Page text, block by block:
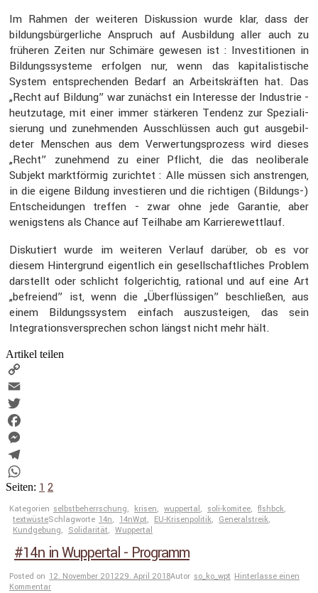
Im Rahmen der weiteren Diskus­sion wurde klar, dass der
bildungs­bür­ger­liche Anspruch auf Ausbil­dung aller auch zu
früheren Zeiten nur Schimäre gewesen ist : Inves­ti­tionen in
Bildungs­sys­teme erfolgen nur, wenn das kapita­lis­ti­sche
System entspre­chenden Bedarf an Arbeits­kräften hat. Das
„Recht auf Bildung” war zunächst ein Inter­esse der Indus­trie -
heutzu­tage, mit einer immer stärkeren Tendenz zur Spezia­li­
sie­rung und zuneh­menden Ausschlüssen auch gut ausge­bil­
deter Menschen aus dem Verwer­tungs­pro­zess wird dieses
„Recht” zuneh­mend zu einer Pflicht, die das neoli­be­rale
Subjekt markt­förmig zurichtet : Alle müssen sich anstrengen,
in die eigene Bildung inves­tieren und die richtigen (Bildungs-)
Entschei­dungen treffen - zwar ohne jede Garantie, aber
wenigs­tens als Chance auf Teilhabe am Karrie­re­wett­lauf.
Disku­tiert wurde im weiteren Verlauf darüber, ob es vor
diesem Hinter­grund eigent­lich ein gesell­schaft­li­ches Problem
darstellt oder schlicht folge­richtig, rational und auf eine Art
„befreiend” ist, wenn die „Überflüs­sigen” beschließen, aus
einem Bildungs­system einfach auszu­steigen, das sein
Integra­ti­ons­ver­spre­chen schon längst nicht mehr hält.
Artikel teilen
Copy
Link
Email
Twitter
Facebook
Messenger
Telegram
WhatsApp
Seiten: 1 2
Kategorien selbstbeherrschung, krisen, wuppertal, soli-komitee, flshbck,
textwüsteSchlagworte 14n, 14nWpt, EU-Krisenpolitik, Generalstreik,
Kundgebung, Solidarität, Wuppertal
#14n in Wuppertal - Programm
Posted on 12. November 201229. April 2018Autor so_ko_wpt Hinterlasse einen
Kommentar